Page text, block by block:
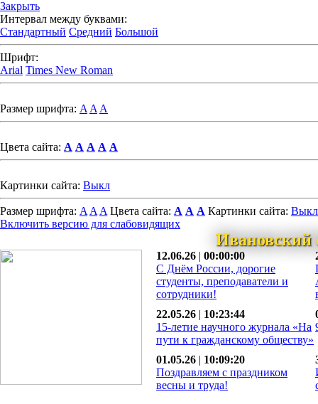
Закрыть
Интервал между буквами:
Стандартный Средний Большой
Шрифт:
Arial Times New Roman
Размер шрифта: A A A
Цвета сайта: A A A A A
Картинки сайта: Выкл
Размер шрифта: A A A Цвета сайта: A A A Картинки сайта: Выкл
Включить версию для слабовидящих
12.06.26 | 00:00:00
С Днём России, дорогие
студенты, преподаватели и
сотрудники!
22.05.26 | 10:23:44
15-летие научного журнала «На
пути к гражданскому обществу»
01.05.26 | 10:09:20
Поздравляем с праздником
весны и труда!